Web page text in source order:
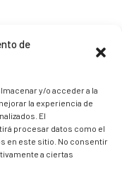
de
y/o acceder a la
la experiencia de
El
procesar datos como el
en este sitio. No consentir
a ciertas
de productos ECO
en